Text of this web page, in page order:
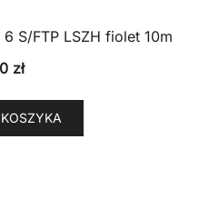
S/FTP LSZH fiolet 10m
zł